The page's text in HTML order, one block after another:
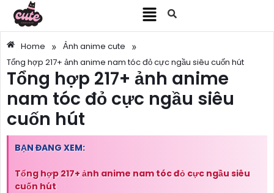
Home » Ảnh anime cute »
Tổng hợp 217+ ảnh anime nam tóc đỏ cực ngầu siêu cuốn hút
Tổng hợp 217+ ảnh anime
nam tóc đỏ cực ngầu siêu
cuốn hút
BẠN ĐANG XEM:
Tổng hợp 217+ ảnh anime nam tóc đỏ cực ngầu siêu
cuốn hút